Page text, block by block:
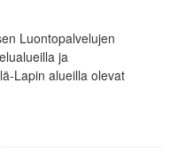
Luontopalvelujen
ja
Lapin alueilla olevat